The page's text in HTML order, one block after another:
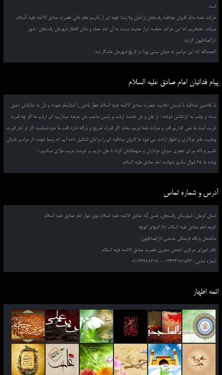
است.
حرکت همه ساله کاروان صادقیه رفسنجان (راهیان ولایت) جلوه ای از تکریم مقام عالی حضرت صادق الائمه علیه السلام
میباشد. مفتخریم که این حرکت حماسه ابراز محبت نسبت به آن امام همام و نشان افتخار شهرمان رفسنجان ؛ شهر
دارالصادقیون گردید.
الحمدالله که این مراسم به عنوان سنتی پویا در تاریخ شهرمان ماندگار شد.
پیام فدائیان امام صادق علیه السلام
ما خادمین صادقیه با شنیدن احادیث حضرت صادق الائمه علیه السلام عطر یادش را استشمام نموده و دل به عنایاتش دخیل
بسته و چشم به کراماتش دوخته ؛ از جان و دل خدمت ارباب و رئیس مذهب مان عرضه میداریم، ای ارباب ما اگر چه قبرت
غریب است ما نمی گذاریم قدر و منزلت شما غریب بماند. اگر قبرت ضریح و بارگاه ندارد قلب ما حرم شماست اگر در کنار قبرت
وهابیت مانع عزاداری و اظهار ارادت می شود ما کاروان صادقیه ای را برایتان تشکیل داده ایم که رسما عهده دار مراسم هایتان
باشیم و ناله سرای جعفری میزبان عزاداران و میهمانانتان گردد تا جان داریم بر غربتت غریب نوازی میکنیم...
وعده ما 25 شوال سالروز شهادت امام صادق علیه السلام
آدرس و شماره تماس
استان کرمان ، شهرستان رفسنجان، حسن آباد صادق الائمه علیه السلام نوق، بلوار امام صادق علیه السلام
کوچه امام صادق علیه السلام (9) انتهای کوچه
ساختمان پایگاه فرهنگی مذهبی دارالصادقیون
دفتر شورای مرکزی انجمن محبین حضرت صادق الائمه علیه السلام
شماره تماس : 03434171563 – 09133928317
ائمه اطهار